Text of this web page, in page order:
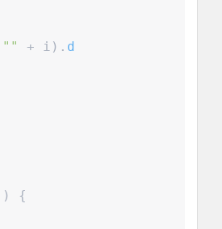
" " + i ) . d
)
{